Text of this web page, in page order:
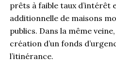
prêts à faible taux
additionnelle de maisons
publics. Dans la même
création d’un fonds
l’itinérance.